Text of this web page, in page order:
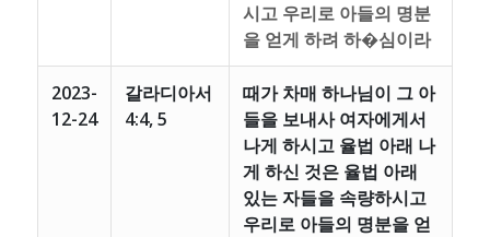
시고 우리로 아들의 명분
을 얻게 하려 하�심이라
2023-
12-24
갈라디아서
4:4, 5
때가 차매 하나님이 그 아
들을 보내사 여자에게서
나게 하시고 율법 아래 나
게 하신 것은 율법 아래
있는 자들을 속량하시고
우리로 아들의 명분을 얻